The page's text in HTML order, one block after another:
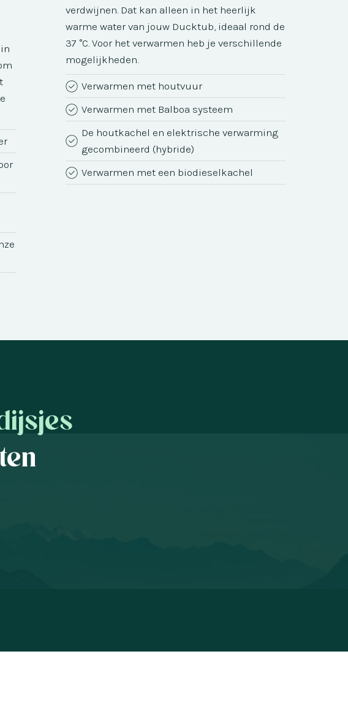
verdwijnen. Dat kan alleen in het heerlijk
warme water van jouw Ducktub, ideaal rond de
37 °C. Voor het verwarmen heb je verschillende
mogelijkheden.
Verwarmen met houtvuur
Verwarmen met Balboa systeem
De houtkachel en elektrische verwarming
gecombineerd (hybride)
Verwarmen met een biodieselkachel